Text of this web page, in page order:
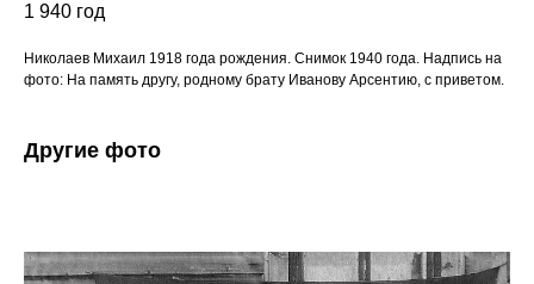
1 940 год
Николаев Михаил 1918 года рождения. Снимок 1940 года. Надпись на
фото: На память другу, родному брату Иванову Арсентию, с приветом.
Другие фото